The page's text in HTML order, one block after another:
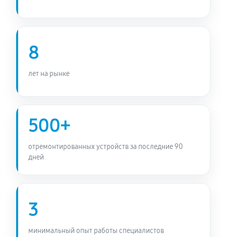
8
лет на рынке
500+
отремонтированных устройств за последние 90
дней
3
минимальный опыт работы специалистов